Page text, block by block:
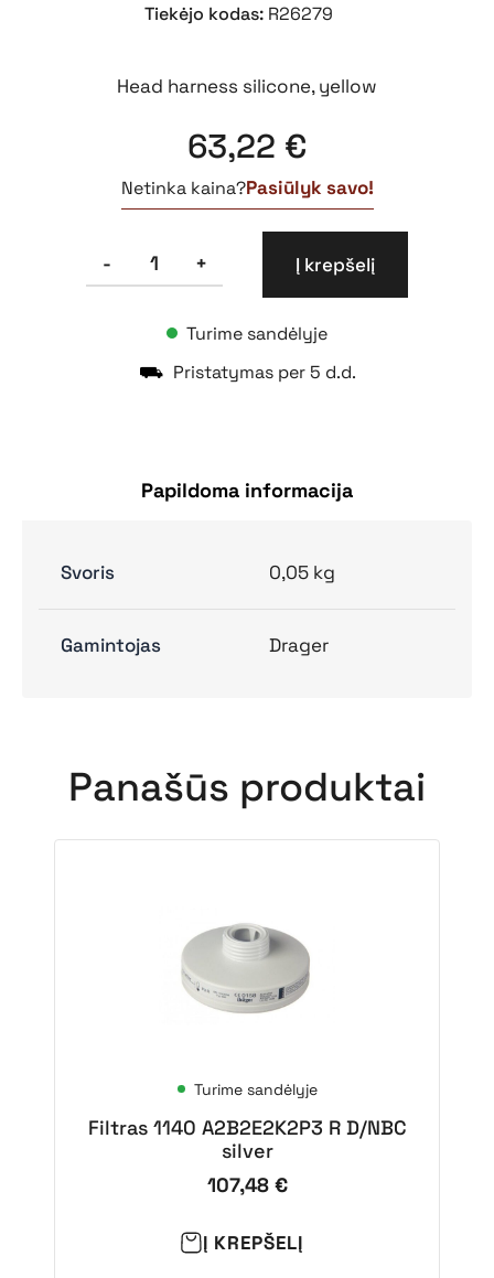
Tiekėjo kodas: R26279
Head harness silicone, yellow
63,22 €
Netinka kaina?Pasiūlyk savo!
-
produkto
+ Į krepšelį
Turime sandėlyje
⛟ Pristatymas per 5 d.d.
Papildoma informacija
Svoris 0,05 kg
Gamintojas Drager
Panašūs produktai
Turime sandėlyje
Filtras 1140 A2B2E2K2P3 R D/NBC
silver
107,48 €
Į KREPŠELĮ